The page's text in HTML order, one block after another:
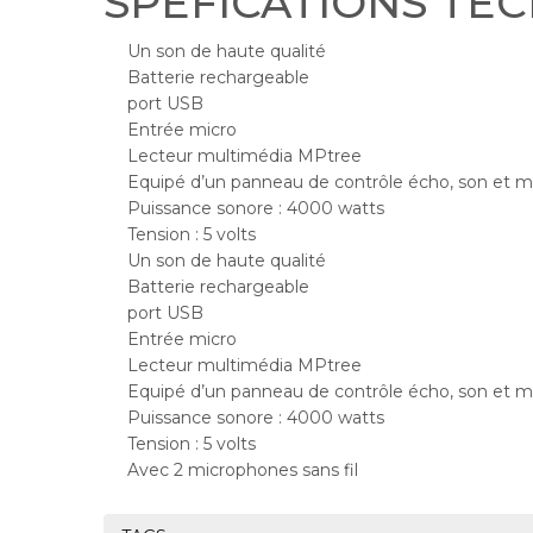
Un son de haute qualité
Batterie rechargeable
port USB
Entrée micro
Lecteur multimédia MPtree
Equipé d’un panneau de contrôle écho, son et
Puissance sonore : 4000 watts
Tension : 5 volts
Un son de haute qualité
Batterie rechargeable
port USB
Entrée micro
Lecteur multimédia MPtree
Equipé d’un panneau de contrôle écho, son et
Puissance sonore : 4000 watts
Tension : 5 volts
Avec 2 microphones sans fil